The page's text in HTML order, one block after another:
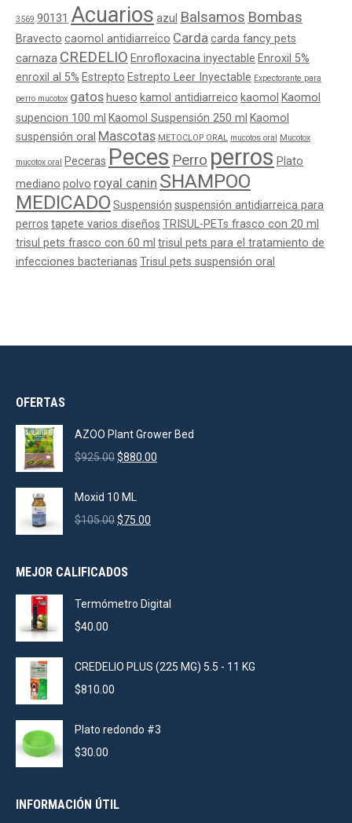
3569 90131 Acuarios azul Balsamos Bombas
Bravecto caomol antidiarreico Cardacarda fancy pets
carnaza CREDELIO Enrofloxacina inyectable Enroxil 5%
enroxil al 5% Estrepto Estrepto Leer Inyectable Expectorante para
perro mucotox gatos hueso kamol antidiarreico kaomol Kaomol
supencion 100 ml Kaomol Suspensión 250 ml Kaomol
suspensión oral Mascotas METOCLOP ORAL mucotos oral Mucotox
mucotox oral Peceras Peces Perro perros Plato
mediano polvo royal canin SHAMPOO
MEDICADO Suspensión suspensión antidiarreica para
perros tapete varios diseños TRISUL-PETs frasco con 20 ml
trisul pets frasco con 60 ml trisul pets para el tratamiento de
infecciones bacterianas Trisul pets suspensión oral
OFERTAS
AZOO Plant Grower Bed
$925.00Original
was:
$925.00.
$880.00
Moxid 10 ML
$105.00Original
$105.00.
$75.00
MEJOR CALIFICADOS
Termómetro Digital
$40.00
CREDELIO PLUS (225 MG) 5.5 - 11 KG
$810.00
Plato redondo #3
$30.00
INFORMACIÓN ÚTIL